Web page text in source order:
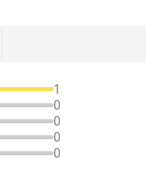
1
0
0
0
0